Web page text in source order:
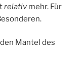
relativmehr. Für
Mantel des